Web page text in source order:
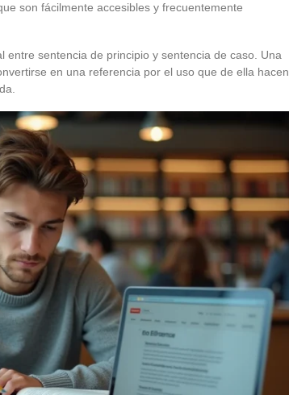
son fácilmente accesibles y frecuentemente
entre sentencia de principio y sentencia de caso. Una
en una referencia por el uso que de ella hacen